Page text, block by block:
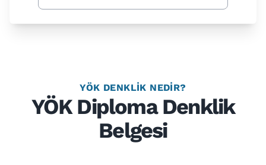
YÖK DENKLIK NEDIR?
YÖK Diploma Denklik
Belgesi